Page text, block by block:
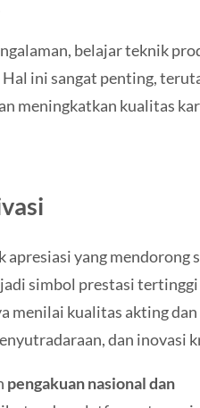
belajar teknik
ini sangat penting,
meningkatkan kualitas
yang mendorong
simbol prestasi
menilai kualitas akting dan
dan inovasi
pengakuan nasional dan